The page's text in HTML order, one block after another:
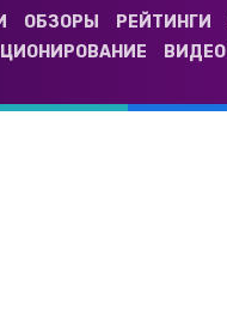
ОБЗОРЫ РЕЙТИНГИ
ВИДЕО